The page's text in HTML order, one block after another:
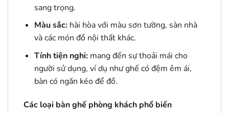
sang trọng.
Màu sắc:hài hòa với màu sơn tường, sàn nhà
và các món đồ nội thất khác.
Tính tiện nghi:mang đến sự thoải mái cho
người sử dụng, ví dụ như ghế có đệm êm ái,
bàn có ngăn kéo để đồ.
Các loại bàn ghế phòng khách phổ biến